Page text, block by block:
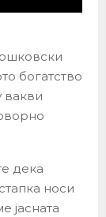
богатство
вакви
дека
носи
јасната